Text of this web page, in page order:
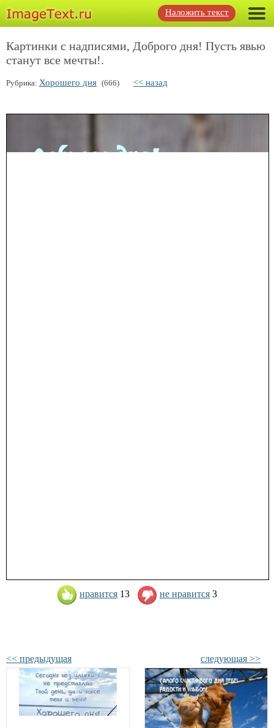
Наложить текст
Картинки с надписями, Доброго дня! Пусть явью
станут все мечты!.
Рубрика: Хорошего дня (666) << назад
нравится 13 не нравится 3
<< предыдущая следующая >>